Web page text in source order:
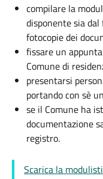
compilare la
disponente sia
fotocopie dei
fissare un
Comune di
presentarsi
portando con sè
se il Comune ha
documentazione
registro.
Scarica la